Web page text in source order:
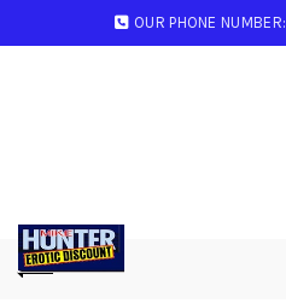
OUR PHONE NUMBER: